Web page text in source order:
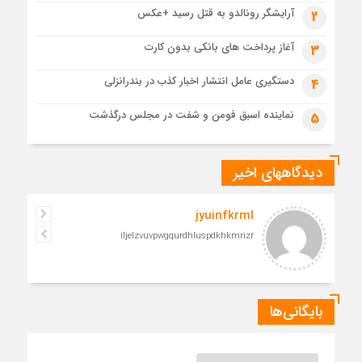
رهبرشهید
مراسم تشییع پیکر رهبر شهید در قم به پایان رسید
2 آرایشگر رونالدو به قتل رسید +عکس
3 آغاز پرداخت های بانکی بدون کارت
4 دستگیری عامل انتشار اخبار کذب در بندرانزلی
5 نماینده اسبق فومن و شفت در مجلس درگذشت
دیدگاههای اخیر
jyuinfkrml
iljelzvuvpwgqurdhluspdkhkmrizr
بایگانی‌ها
بایگانی‌ها